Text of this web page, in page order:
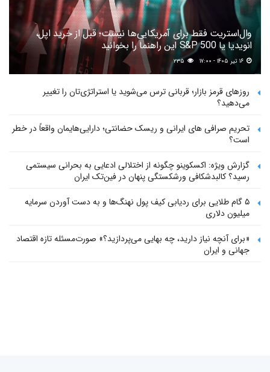
وال‌استریت فقط برای آمریکایی‌ها نیست؛ قبل از خرید اپل،
انویدیا یا S&P 500 این راهنما را بخوانید
۲۳۵
روزهای قرمز بازار؛ قربانی ترس می‌شوید یا استراتژی‌تان را تغییر
می‌دهید؟
تحریم صرافی های ایرانی و ریسک حضانتی؛ دارایی‌هایمان واقعاً در خطر
است؟
گزارش ویژه: اکسکوینو چگونه از اختلالی ادعایی به بحرانی سیستمی
رسید؟ کالبدشکافی ورشکستگی پنهان در فین‌تک ایران
۵ گام طلایی برای ردیابی کیف پول‌ نهنگ‌ها و به دست آوردن سرمایه
میلیون دلاری
«برای آنچه نیاز دارید، چه بهایی می‌پردازید؟» صورت‌مسئله تازه اقتصاد
جهانی و ایران